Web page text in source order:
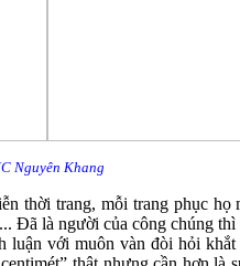
Nguyên Khang
thời trang, mỗi trang phục họ
Đã là người của công chúng
luận với muôn vàn đòi hỏi khắt